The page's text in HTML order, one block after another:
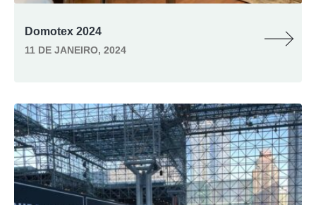
Domotex 2024
11 DE JANEIRO, 2024